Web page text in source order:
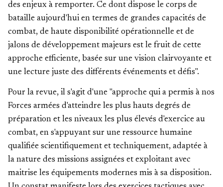
des enjeux à remporter. Ce dont dispose le corps de
bataille aujourd'hui en termes de grandes capacités de
combat, de haute disponibilité opérationnelle et de
jalons de développement majeurs est le fruit de cette
approche efficiente, basée sur une vision clairvoyante et
une lecture juste des différents événements et défis".
Pour la revue, il s'agit d'une "approche qui a permis à nos
Forces armées d'atteindre les plus hauts degrés de
préparation et les niveaux les plus élevés d'exercice au
combat, en s'appuyant sur une ressource humaine
qualifiée scientifiquement et techniquement, adaptée à
la nature des missions assignées et exploitant avec
maitrise les équipements modernes mis à sa disposition.